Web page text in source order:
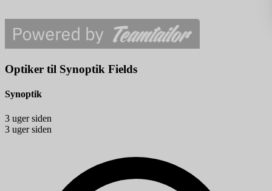
Optiker til Synoptik Fields
Synoptik
3 uger siden
3 uger siden